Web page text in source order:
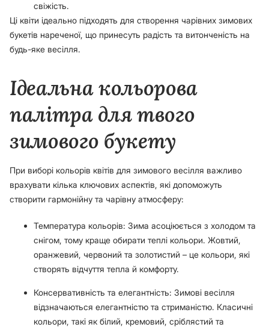
свіжість.
Ці квіти ідеально підходять для створення чарівних зимових
букетів нареченої, що принесуть радість та витонченість на
будь-яке весілля.
Ідеальна кольорова
палітра для твого
зимового букету
При виборі кольорів квітів для зимового весілля важливо
врахувати кілька ключових аспектів, які допоможуть
створити гармонійну та чарівну атмосферу:
Температура кольорів: Зима асоціюється з холодом та
снігом, тому краще обирати теплі кольори. Жовтий,
оранжевий, червоний та золотистий – це кольори, які
створять відчуття тепла й комфорту.
Консервативність та елегантність: Зимові весілля
відзначаються елегантністю та стриманістю. Класичні
кольори, такі як білий, кремовий, сріблястий та